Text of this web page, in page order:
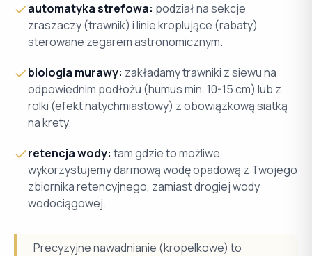
automatyka strefowa: podział na sekcje
zraszaczy (trawnik) i linie kroplujące (rabaty)
sterowane zegarem astronomicznym.
biologia murawy: zakładamy trawniki z siewu na
odpowiednim podłożu (humus min. 10-15 cm) lub z
rolki (efekt natychmiastowy) z obowiązkową siatką
na krety.
retencja wody: tam gdzie to możliwe,
wykorzystujemy darmową wodę opadową z Twojego
zbiornika retencyjnego, zamiast drogiej wody
wodociągowej.
Precyzyjne nawadnianie (kropelkowe) to